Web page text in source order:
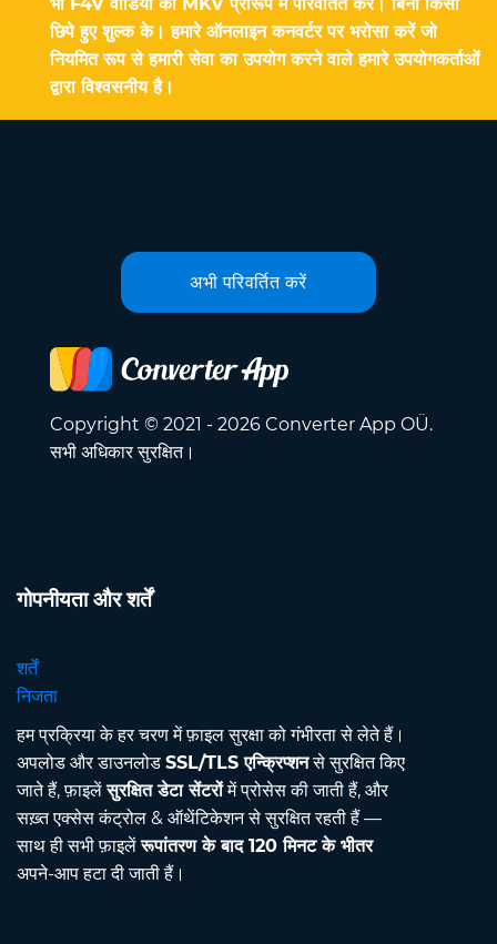
छिपे हुए शुल्क के। हमारे ऑनलाइन कनवर्टर पर भरोसा करें जो
नियमित रूप से हमारी सेवा का उपयोग करने वाले हमारे उपयोगकर्ताओं
द्वारा विश्वसनीय है।
अभी परिवर्तित करें
Copyright © 2021 - 2026 Converter App OÜ.
सभी अधिकार सुरक्षित।
गोपनीयता और शर्तें
शर्तें
निजता
हम प्रक्रिया के हर चरण में फ़ाइल सुरक्षा को गंभीरता से लेते हैं।
अपलोड और डाउनलोड SSL/TLS एन्क्रिप्शनसे सुरक्षित किए
जाते हैं, फ़ाइलेंसुरक्षित डेटा सेंटरोंमें प्रोसेस की जाती हैं, और
सख़्त एक्सेस कंट्रोल & ऑथेंटिकेशन से सुरक्षित रहती हैं —
साथ ही सभी फ़ाइलेंरूपांतरण के बाद 120 मिनट के भीतर
अपने-आप हटा दी जाती हैं।